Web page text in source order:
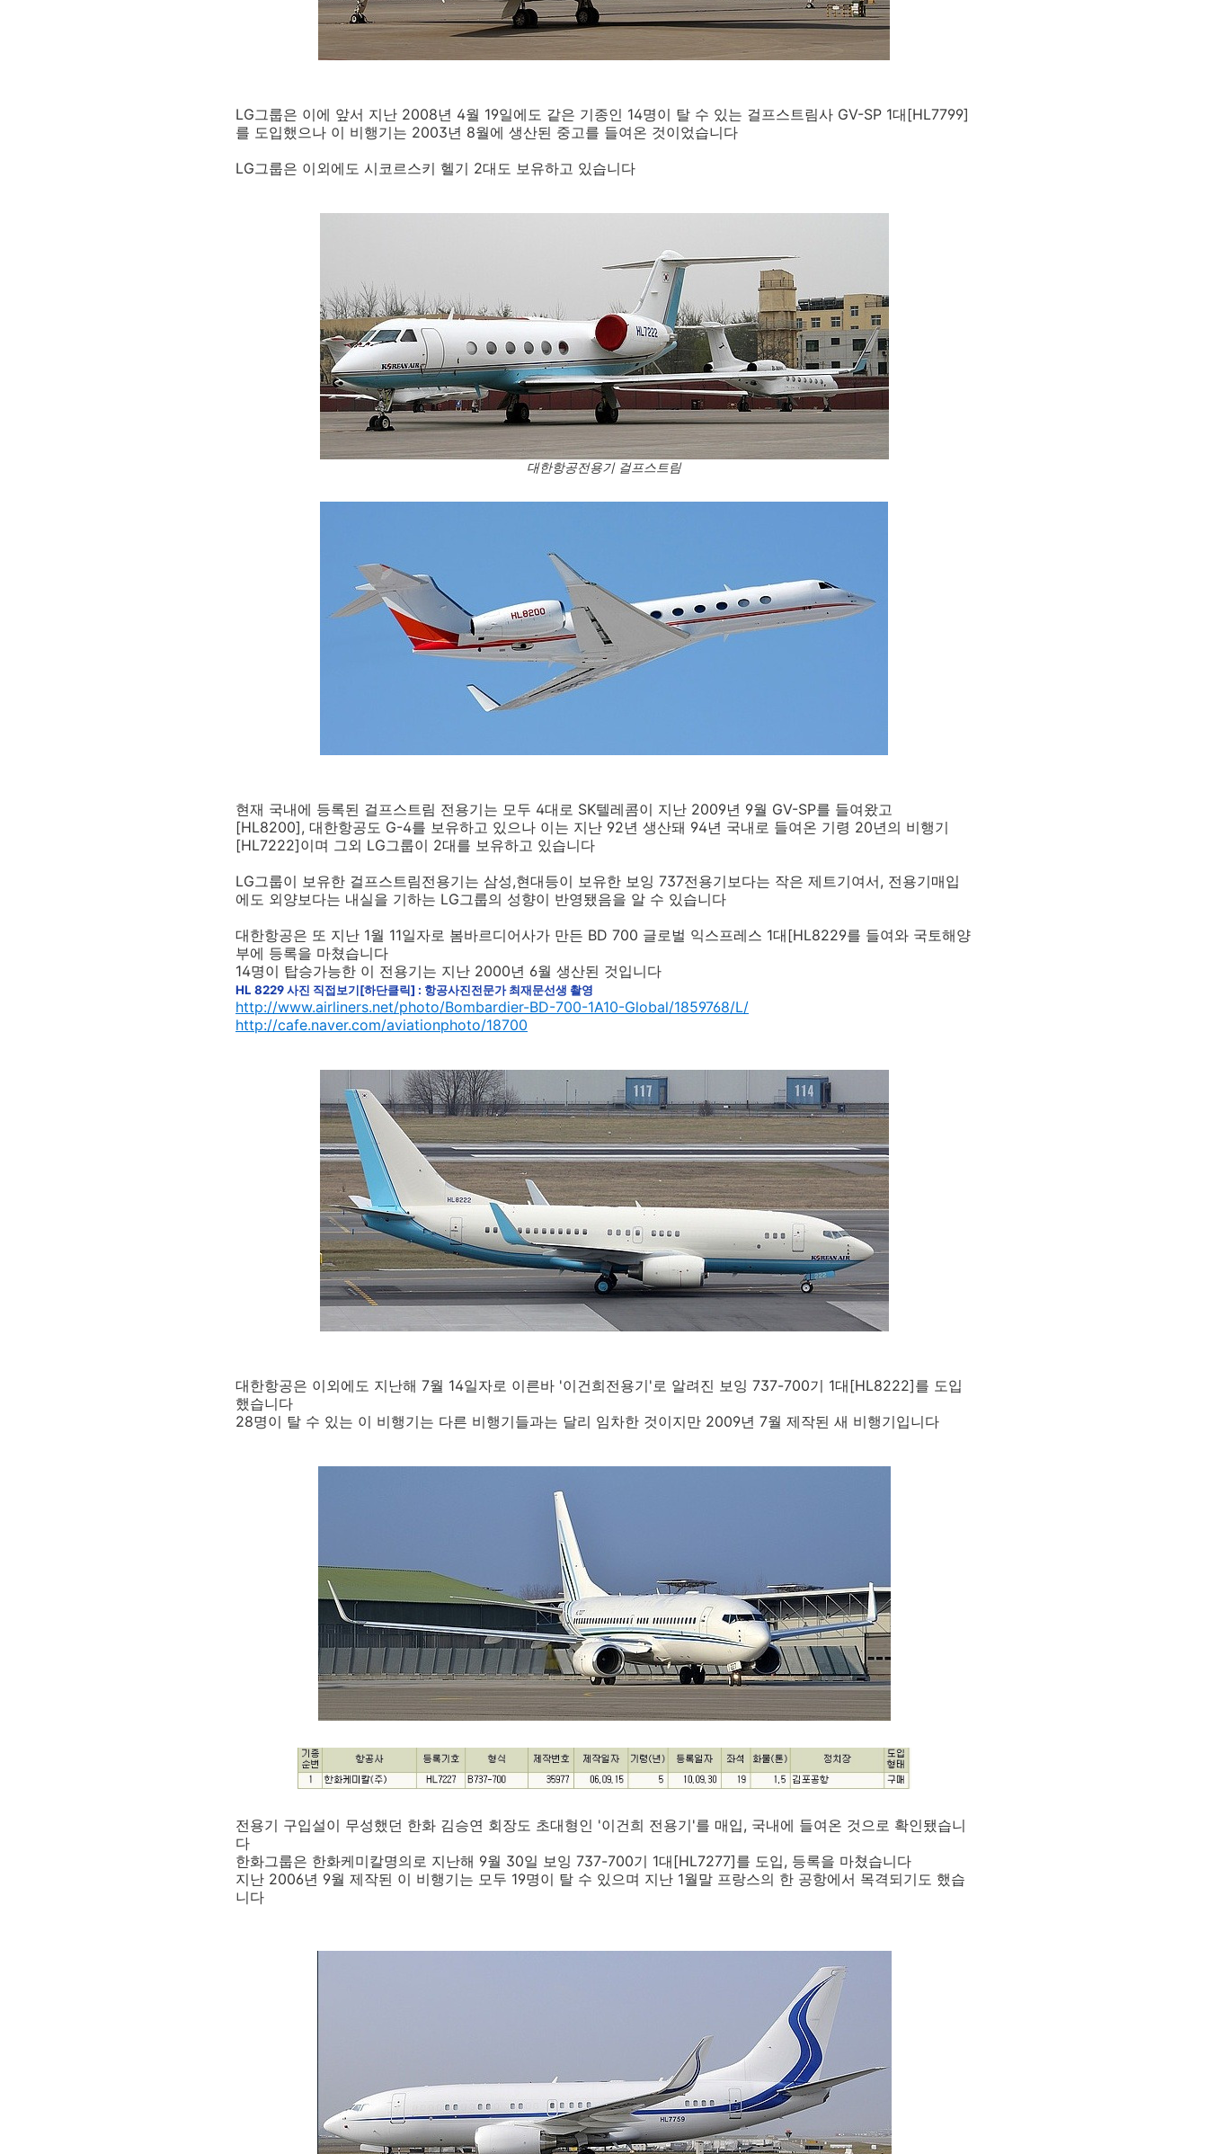
LG그룹은 이에 앞서 지난 2008년 4월 19일에도 같은 기종인 14명이 탈 수 있는 걸프스트림사 GV-SP 1대[HL7799]
를 도입했으나 이 비행기는 2003년 8월에 생산된 중고를 들여온 것이었습니다
LG그룹은 이외에도 시코르스키 헬기 2대도 보유하고 있습니다
대한항공전용기 걸프스트림
현재 국내에 등록된 걸프스트림 전용기는 모두 4대로 SK텔레콤이 지난 2009년 9월 GV-SP를 들여왔고
[HL8200], 대한항공도 G-4를 보유하고 있으나 이는 지난 92년 생산돼 94년 국내로 들여온 기령 20년의 비행기
[HL7222]이며 그외 LG그룹이 2대를 보유하고 있습니다
LG그룹이 보유한 걸프스트림전용기는 삼성,현대등이 보유한 보잉 737전용기보다는 작은 제트기여서, 전용기매입
에도 외양보다는 내실을 기하는 LG그룹의 성향이 반영됐음을 알 수 있습니다
대한항공은 또 지난 1월 11일자로 봄바르디어사가 만든 BD 700 글로벌 익스프레스 1대[HL8229를 들여와 국토해양
부에 등록을 마쳤습니다
14명이 탑승가능한 이 전용기는 지난 2000년 6월 생산된 것입니다
HL 8229 사진 직접보기[하단클릭] : 항공사진전문가 최재문선생 촬영
http://www.airliners.net/photo/Bombardier-BD-700-1A10-Global/1859768/L/
http://cafe.naver.com/aviationphoto/18700
대한항공은 이외에도 지난해 7월 14일자로 이른바 '이건희전용기'로 알려진 보잉 737-700기 1대[HL8222]를 도입
했습니다
28명이 탈 수 있는 이 비행기는 다른 비행기들과는 달리 임차한 것이지만 2009년 7월 제작된 새 비행기입니다
전용기 구입설이 무성했던 한화 김승연 회장도 초대형인 '이건희 전용기'를 매입, 국내에 들여온 것으로 확인됐습니
다
한화그룹은 한화케미칼명의로 지난해 9월 30일 보잉 737-700기 1대[HL7277]를 도입, 등록을 마쳤습니다
지난 2006년 9월 제작된 이 비행기는 모두 19명이 탈 수 있으며 지난 1월말 프랑스의 한 공항에서 목격되기도 했습
니다